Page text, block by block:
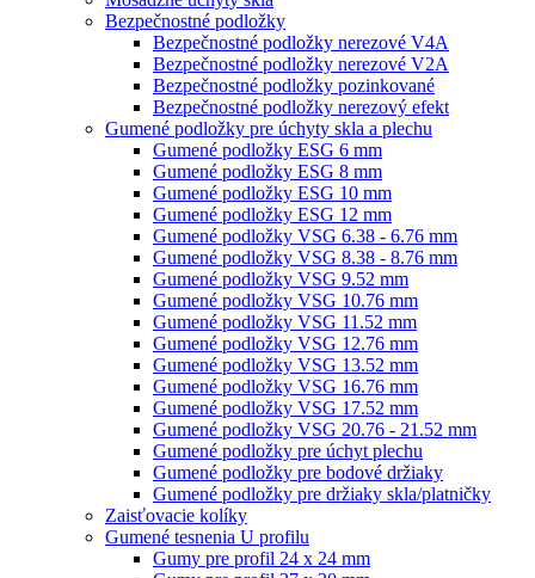
Bezpečnostné podložky
Bezpečnostné podložky nerezové V4A
Bezpečnostné podložky nerezové V2A
Bezpečnostné podložky pozinkované
Bezpečnostné podložky nerezový efekt
Gumené podložky pre úchyty skla a plechu
Gumené podložky ESG 6 mm
Gumené podložky ESG 8 mm
Gumené podložky ESG 10 mm
Gumené podložky ESG 12 mm
Gumené podložky VSG 6.38 - 6.76 mm
Gumené podložky VSG 8.38 - 8.76 mm
Gumené podložky VSG 9.52 mm
Gumené podložky VSG 10.76 mm
Gumené podložky VSG 11.52 mm
Gumené podložky VSG 12.76 mm
Gumené podložky VSG 13.52 mm
Gumené podložky VSG 16.76 mm
Gumené podložky VSG 17.52 mm
Gumené podložky VSG 20.76 - 21.52 mm
Gumené podložky pre úchyt plechu
Gumené podložky pre bodové držiaky
Gumené podložky pre držiaky skla/platničky
Zaisťovacie kolíky
Gumené tesnenia U profilu
Gumy pre profil 24 x 24 mm